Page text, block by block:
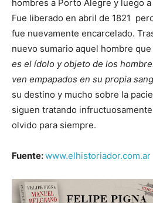
hombres a Porto Alegre y luego
Fue liberado en abril de 1821
fue nuevamente encarcelado.
nuevo sumario aquel hombre
es el ídolo y objeto de los
ven empapados en su propia
su destino y mucho sobre la
siguen tratando
olvido para siempre.
Fuente:www.elhistoriador.com.ar